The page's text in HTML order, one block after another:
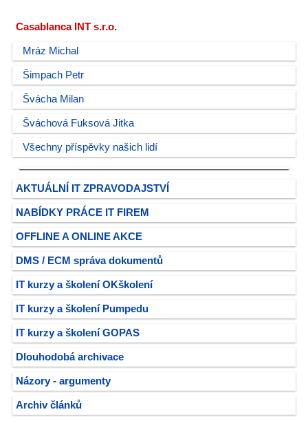
Casablanca INT s.r.o.
Mráz Michal
Šimpach Petr
Švácha Milan
Šváchová Fuksová Jitka
Všechny příspěvky našich lidí
AKTUÁLNÍ IT ZPRAVODAJSTVÍ
NABÍDKY PRÁCE IT FIREM
OFFLINE A ONLINE AKCE
DMS / ECM správa dokumentů
IT kurzy a školení OKškolení
IT kurzy a školení Pumpedu
IT kurzy a školení GOPAS
Dlouhodobá archivace
Názory - argumenty
Archiv článků